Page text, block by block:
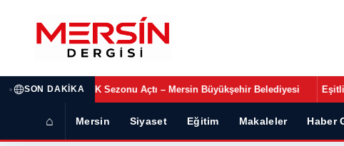
SON DAKIKA
Büyükşehir Belediyesi •Eşitlik Bir Yarış Değil, Birlikte Hayat
⌂ Mersin Siyaset Eğitim Makaleler Haber